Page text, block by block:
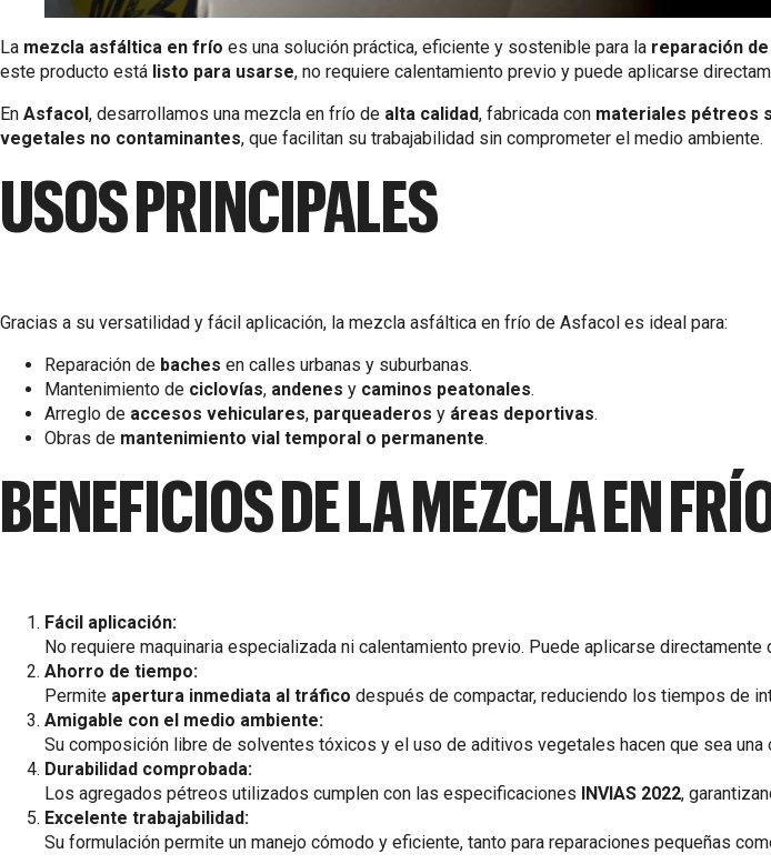
La mezcla asfáltica en frío es una solución práctica, eficiente y sostenible para la reparación
este producto está listo para usarse, no requiere calentamiento previo y puede aplicarse
En Asfacol, desarrollamos una mezcla en frío de alta calidad, fabricada con materiales pétreos
vegetales no contaminantes, que facilitan su trabajabilidad sin comprometer el medio ambiente.
USOS PRINCIPALES
Gracias a su versatilidad y fácil aplicación, la mezcla asfáltica en frío de Asfacol es ideal para:
Reparación de baches en calles urbanas y suburbanas.
Mantenimiento de ciclovías, andenes y caminos peatonales.
Arreglo de accesos vehiculares, parqueaderos y áreas deportivas.
Obras de mantenimiento vial temporal o permanente.
BENEFICIOS DE LA MEZCLA EN
Fácil aplicación:
No requiere maquinaria especializada ni calentamiento previo. Puede aplicarse directamente
Ahorro de tiempo:
Permite apertura inmediata al tráfico después de compactar, reduciendo los tiempos de
Amigable con el medio ambiente:
Su composición libre de solventes tóxicos y el uso de aditivos vegetales hacen que sea una
Durabilidad comprobada:
Los agregados pétreos utilizados cumplen con las especificaciones INVIAS 2022,
Excelente trabajabilidad:
Su formulación permite un manejo cómodo y eficiente, tanto para reparaciones pequeñas